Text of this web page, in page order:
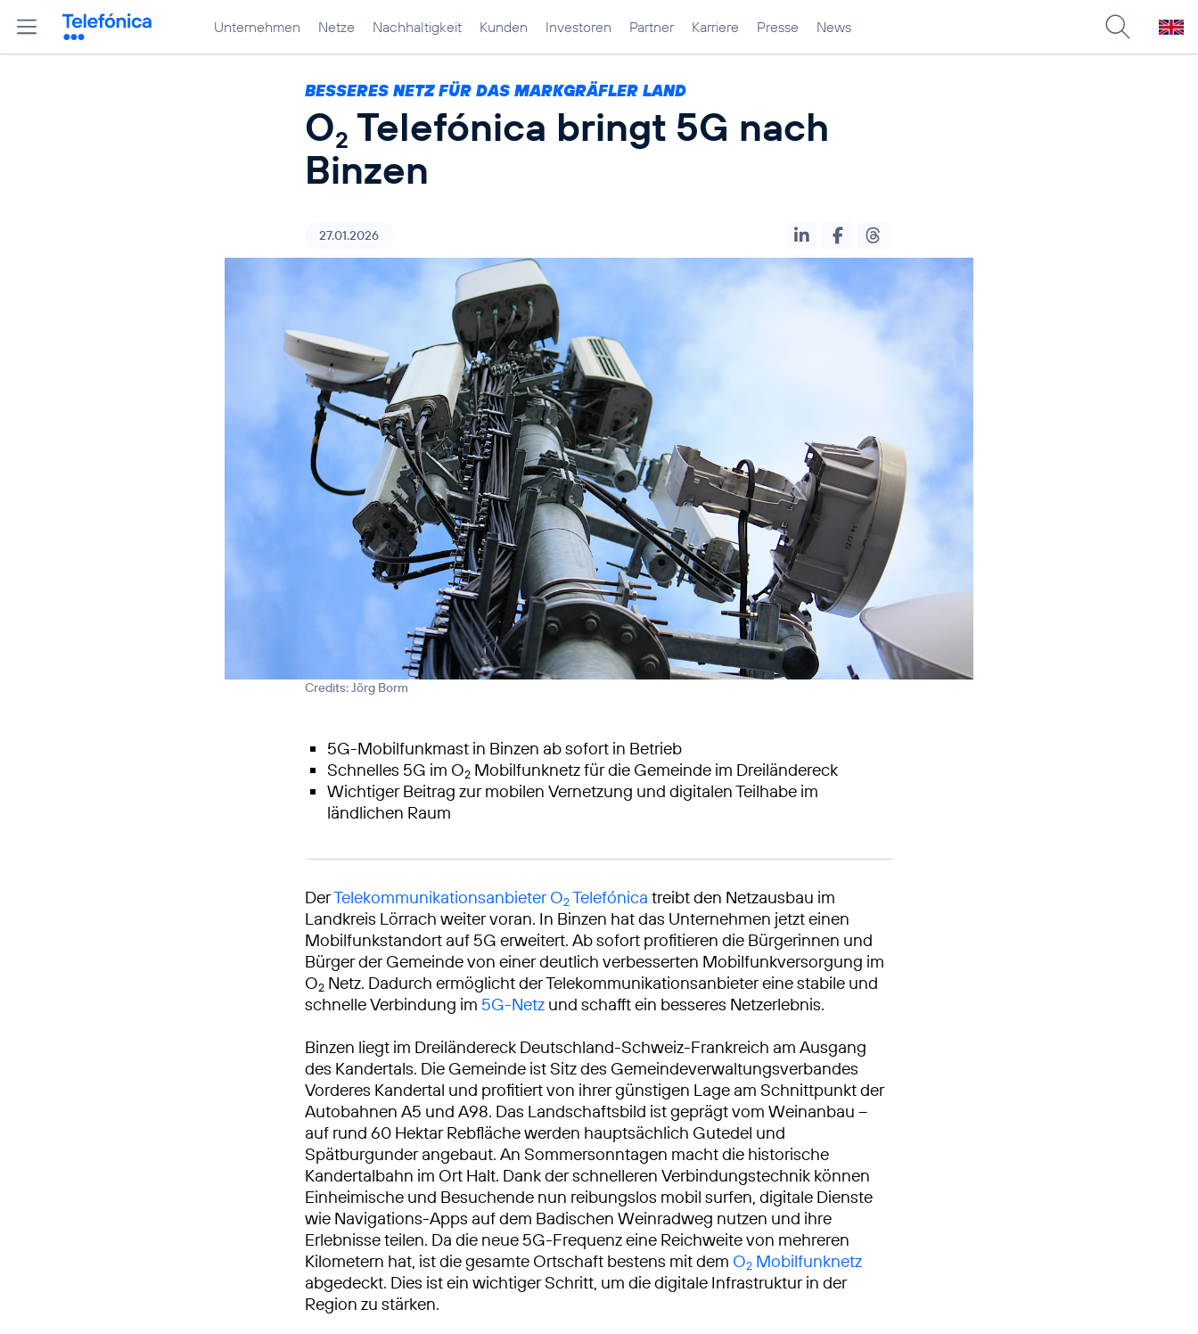
Unternehmen Netze Nachhaltigkeit Kunden Investoren Partner Karriere Presse News
BESSERES NETZ FÜR DAS MARKGRÄFLER LAND
O2 Telefónica bringt 5G nach
Binzen
27.01.2026
Credits: Jörg Borm
5G-Mobilfunkmast in Binzen ab sofort in Betrieb
Schnelles 5G im O2 Mobilfunknetz für die Gemeinde im Dreiländereck
Wichtiger Beitrag zur mobilen Vernetzung und digitalen Teilhabe im
ländlichen Raum
DerTelekommunikationsanbieter O2Telefónica treibt den Netzausbau im
Landkreis Lörrach weiter voran. In Binzen hat das Unternehmen jetzt einen
Mobilfunkstandort auf 5G erweitert. Ab sofort profitieren die Bürgerinnen und
Bürger der Gemeinde von einer deutlich verbesserten Mobilfunkversorgung im
O2 Netz. Dadurch ermöglicht der Telekommunikationsanbieter eine stabile und
schnelle Verbindung im 5G-Netz und schafft ein besseres Netzerlebnis.
Binzen liegt im Dreiländereck Deutschland-Schweiz-Frankreich am Ausgang
des Kandertals. Die Gemeinde ist Sitz des Gemeindeverwaltungsverbandes
Vorderes Kandertal und profitiert von ihrer günstigen Lage am Schnittpunkt der
Autobahnen A5 und A98. Das Landschaftsbild ist geprägt vom Weinanbau –
auf rund 60 Hektar Rebfläche werden hauptsächlich Gutedel und
Spätburgunder angebaut. An Sommersonntagen macht die historische
Kandertalbahn im Ort Halt. Dank der schnelleren Verbindungstechnik können
Einheimische und Besuchende nun reibungslos mobil surfen, digitale Dienste
wie Navigations-Apps auf dem Badischen Weinradweg nutzen und ihre
Erlebnisse teilen. Da die neue 5G-Frequenz eine Reichweite von mehreren
Kilometern hat, ist die gesamte Ortschaft bestens mit dem O2 Mobilfunknetz
abgedeckt. Dies ist ein wichtiger Schritt, um die digitale Infrastruktur in der
Region zu stärken.